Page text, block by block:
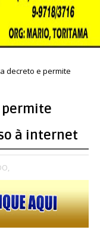
decreto e permite
permite
à internet